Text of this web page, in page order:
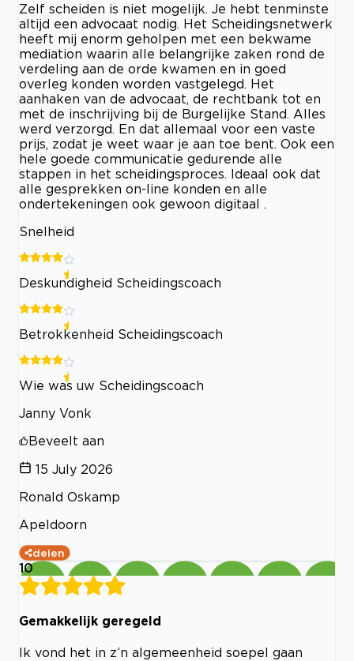
Zelf scheiden is niet mogelijk. Je hebt tenminste
altijd een advocaat nodig. Het Scheidingsnetwerk
heeft mij enorm geholpen met een bekwame
mediation waarin alle belangrijke zaken rond de
verdeling aan de orde kwamen en in goed
overleg konden worden vastgelegd. Het
aanhaken van de advocaat, de rechtbank tot en
met de inschrijving bij de Burgelijke Stand. Alles
werd verzorgd. En dat allemaal voor een vaste
prijs, zodat je weet waar je aan toe bent. Ook een
hele goede communicatie gedurende alle
stappen in het scheidingsproces. Ideaal ook dat
alle gesprekken on-line konden en alle
ondertekeningen ook gewoon digitaal .
Snelheid
Deskundigheid Scheidingscoach
Betrokkenheid Scheidingscoach
Wie was uw Scheidingscoach
Janny Vonk
Beveelt aan
15 July 2026
Ronald Oskamp
Apeldoorn
delen
10
Gemakkelijk geregeld
Ik vond het in z’n algemeenheid soepel gaan